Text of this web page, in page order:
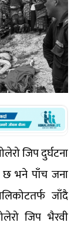
जिप दुर्घटना
छ भने पाँच जना
जाँदै
जिप भैरवी